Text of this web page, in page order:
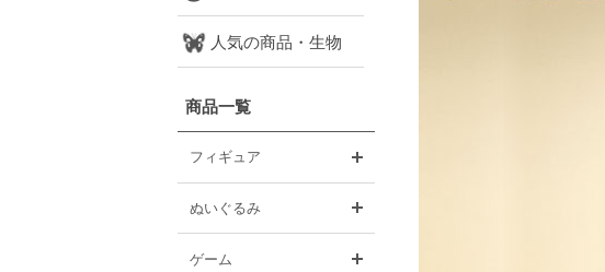
人気の商品・生物
商品一覧
フィギュア
ぬいぐるみ
ゲーム